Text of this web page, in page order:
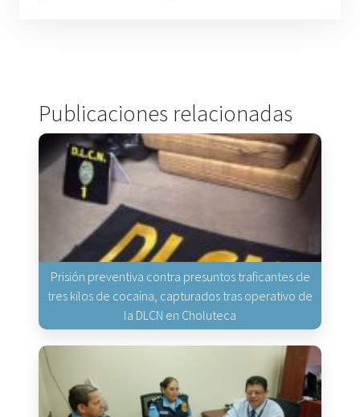
Publicaciones relacionadas
Prisión preventiva contra presuntos traficantes de
tres kilos de cocaína, capturados tras operativo de
la DLCN en Choluteca